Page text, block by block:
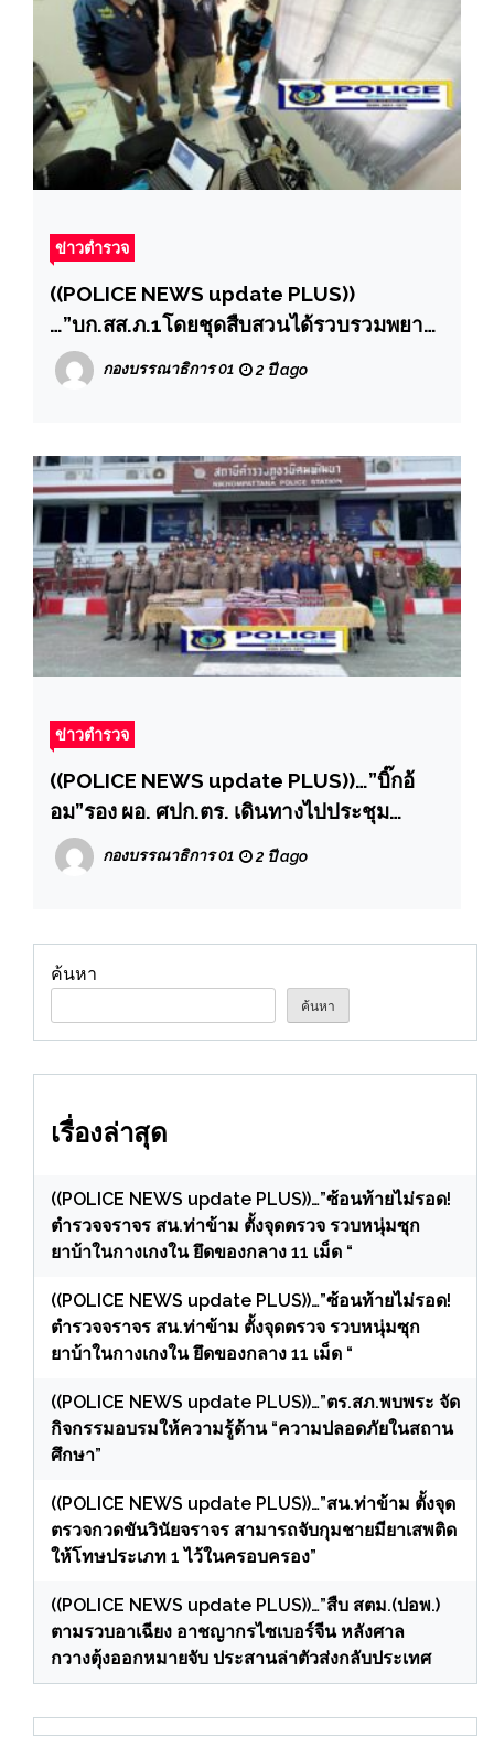
ข่าวตำรวจ
((POLICE NEWS update PLUS))
…”บก.สส.ภ.1โดยชุดสืบสวนได้รวบรวมพยาน
หลักฐานการตรวจยึดซิมบล็อก จับกุมในข้อหา
“ร่วมกันฉ้อโกงประชาชน”
กองบรรณาธิการ 01 2 ปี ago
ข่าวตำรวจ
((POLICE NEWS update PLUS))…”บิ๊กอ้
อม”รอง ผอ. ศปก.ตร. เดินทางไปประชุม
ติดตามขับเคลื่อนและมอบนโยบายการปฏิบัติ
งาน และรับฟังปัญหา ข้อขัดข้อง ข้อเสนอแนะ
กองบรรณาธิการ 01 2 ปี ago
ค้นหา
ค้นหา
เรื่องล่าสุด
((POLICE NEWS update PLUS))…”ซ้อนท้ายไม่รอด!
ตำรวจจราจร สน.ท่าข้าม ตั้งจุดตรวจ รวบหนุ่มซุก
ยาบ้าในกางเกงใน ยึดของกลาง 11 เม็ด “
((POLICE NEWS update PLUS))…”ซ้อนท้ายไม่รอด!
ตำรวจจราจร สน.ท่าข้าม ตั้งจุดตรวจ รวบหนุ่มซุก
ยาบ้าในกางเกงใน ยึดของกลาง 11 เม็ด “
((POLICE NEWS update PLUS))…”ตร.สภ.พบพระ จัด
กิจกรรมอบรมให้ความรู้ด้าน “ความปลอดภัยในสถาน
ศึกษา”
((POLICE NEWS update PLUS))…”สน.ท่าข้าม ตั้งจุด
ตรวจกวดขันวินัยจราจร สามารถจับกุมชายมียาเสพติด
ให้โทษประเภท 1 ไว้ในครอบครอง”
((POLICE NEWS update PLUS))…”สืบ สตม.(ปอพ.)
ตามรวบอาเฉียง อาชญากรไซเบอร์จีน หลังศาล
กวางตุ้งออกหมายจับ ประสานล่าตัวส่งกลับประเทศ